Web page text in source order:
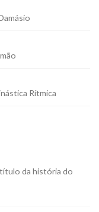
Rítmica
da história do